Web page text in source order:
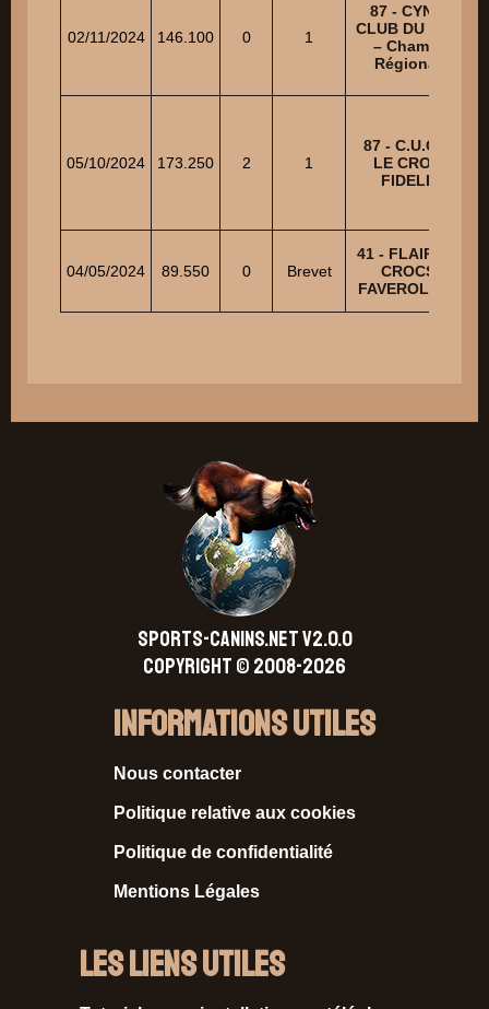
02/11/2024 146.100 0 1
87 - CYNO
CLUB DU LAC
– Champ.
Régional
05/10/2024 173.250 2 1
87 - C.U.C.T.
LE CROC
FIDELE
04/05/2024 89.550 0 Brevet
41 - FLAIR ET
CROCS
FAVEROLLES
SPORTS-CANINS.NET V2.0.0
Copyright © 2008-2026
Informations Utiles
Nous contacter
Politique relative aux cookies
Politique de confidentialité
Mentions Légales
Les liens utiles